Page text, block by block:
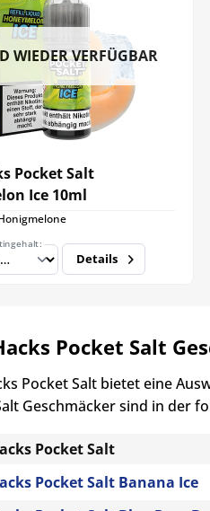
WIEDER VERFÜGBAR
Pocket Salt
Ice 10ml
Details
Pocket Salt
Pocket Salt bietet eine
Geschmäcker sind in der
Pocket Salt
Pocket Salt Banana Ice